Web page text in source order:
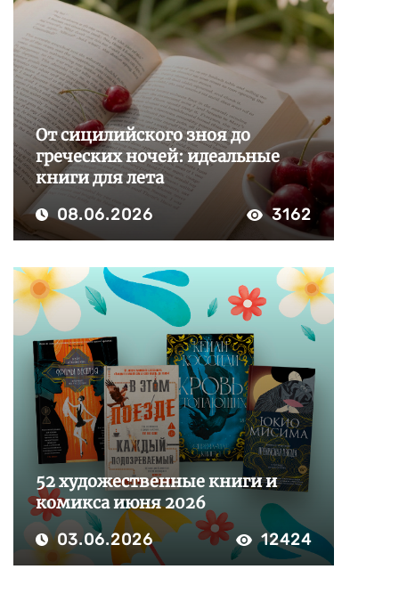
От сицилийского зноя до
греческих ночей: идеальные
книги для лета
08.06.2026 3162
52 художественные книги и
комикса июня 2026
03.06.2026 12424